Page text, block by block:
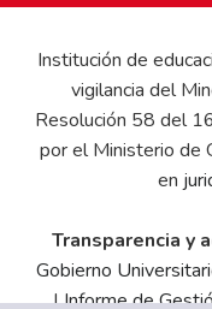
Institución de
vigilancia del
Resolución 58 del
por el Ministerio de
en
Transparencia y
Gobierno
|Informe de